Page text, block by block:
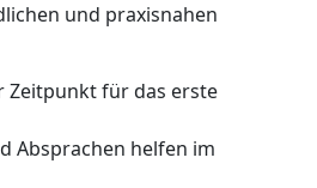
und praxisnahen
Zeitpunkt für das erste
Absprachen helfen im